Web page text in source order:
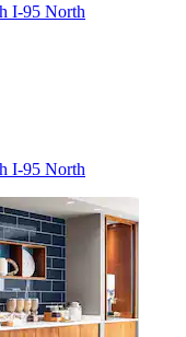
I-95 North
I-95 North